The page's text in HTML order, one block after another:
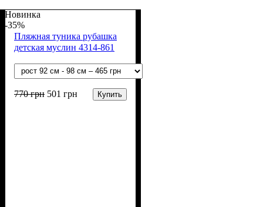
Новинка
-35%
Пляжная туника рубашка
детская муслин 4314-861
770грн 501 грн Купить